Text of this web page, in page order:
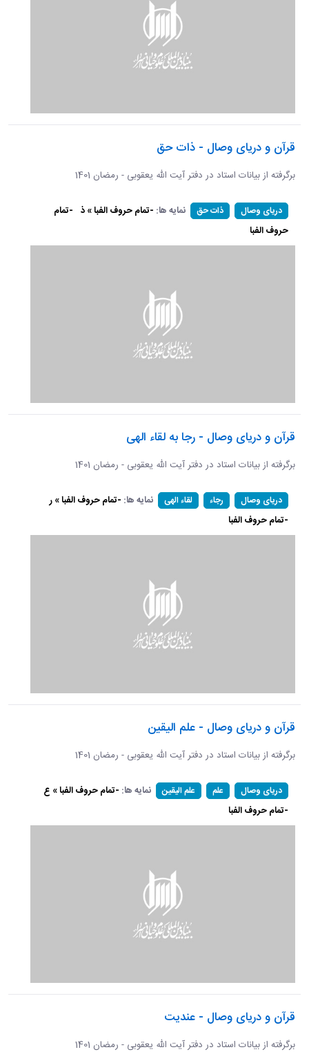
قرآن و دریای وصال - ذات حق
برگرفته از بیانات استاد در دفتر آیت الله یعقوبی - رمضان 1401
دریای وصال ذات حق نمایه ها: -تمام حروف الفبا » ذ -تمام
حروف الفبا
قرآن و دریای وصال - رجا به لقاء الهی
برگرفته از بیانات استاد در دفتر آیت الله یعقوبی - رمضان 1401
دریای وصال رجاء لقاء الهی نمایه ها: -تمام حروف الفبا » ر
-تمام حروف الفبا
قرآن و دریای وصال - علم الیقین
برگرفته از بیانات استاد در دفتر آیت الله یعقوبی - رمضان 1401
دریای وصال علم علم الیقین نمایه ها: -تمام حروف الفبا » ع
-تمام حروف الفبا
قرآن و دریای وصال - عندیت
برگرفته از بیانات استاد در دفتر آیت الله یعقوبی - رمضان 1401